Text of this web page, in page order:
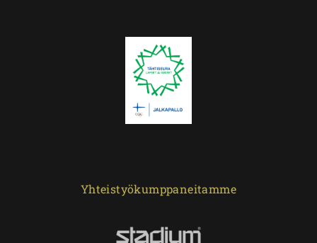
Yhteistyökumppaneitamme